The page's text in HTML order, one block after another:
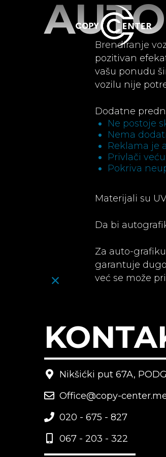
Brendiranje
pozitivan
vašu ponudu
vozilu nije
Dodatne
Ne postoje
Nema
Reklama je
Privlači
Pokriva
Materijali su
Da bi
Za auto-
garantuje
već se može
Nikšićki put 67A,
Office@copy-
020 - 675 - 827
067 - 203 - 322